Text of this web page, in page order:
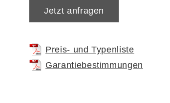
Jetzt anfragen
Preis- und Typenliste
Garantiebestimmungen